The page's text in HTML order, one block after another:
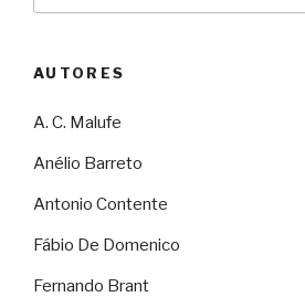
AUTORES
A. C. Malufe
Anélio Barreto
Antonio Contente
Fábio De Domenico
Fernando Brant